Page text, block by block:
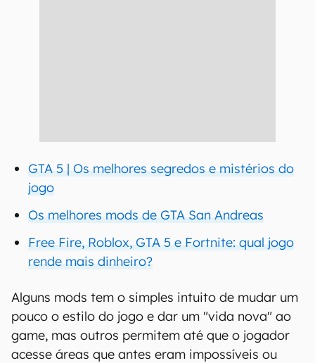
GTA 5 | Os melhores segredos e mistérios do
jogo
Os melhores mods de GTA San Andreas
Free Fire, Roblox, GTA 5 e Fortnite: qual jogo
rende mais dinheiro?
Alguns mods tem o simples intuito de mudar um
pouco o estilo do jogo e dar um "vida nova" ao
game, mas outros permitem até que o jogador
acesse áreas que antes eram impossíveis ou